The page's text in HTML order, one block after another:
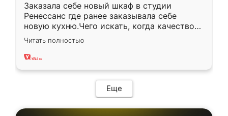
Заказала себе новый шкаф в студии
Ренессанс где ранее заказывала себе
новую кухню.Чего искать, когда качеством
вполне довольна. Служит кухня уже почти
два года, нареканий нет.
Читать полностью
Еще